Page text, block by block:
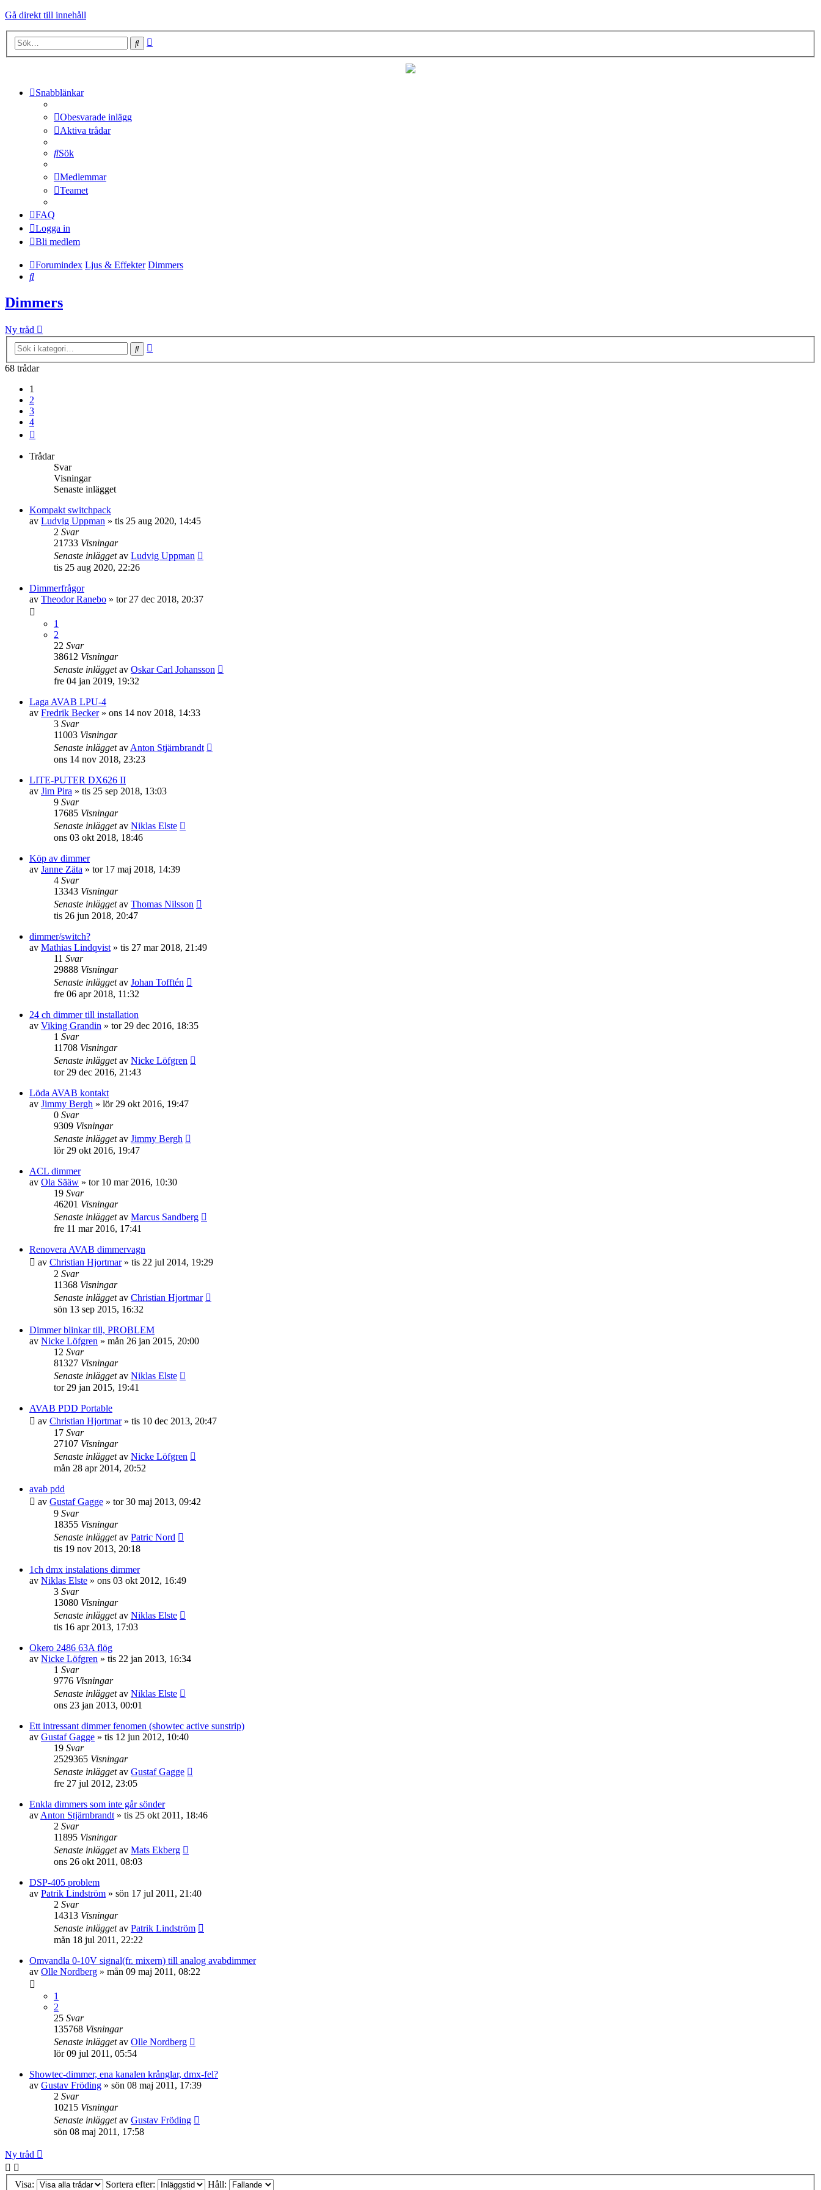
Gå direkt till innehåll
Sök
Snabblänkar
Obesvarade inlägg
Aktiva trådar
Sök
Medlemmar
Teamet
FAQ
Logga in
Bli medlem
Forumindex Ljus & Effekter Dimmers
Sök
Dimmers
Ny tråd
Sök
68 trådar
1
2
3
4
Trådar
Svar
Visningar
Senaste inlägget
Kompakt switchpack
av Ludvig Uppman » tis 25 aug 2020, 14:45
2 Svar
21733 Visningar
Senaste inläggetav Ludvig Uppman
tis 25 aug 2020, 22:26
Dimmerfrågor
av Theodor Ranebo » tor 27 dec 2018, 20:37
1
2
22 Svar
38612 Visningar
Senaste inläggetav Oskar Carl Johansson
fre 04 jan 2019, 19:32
Laga AVAB LPU-4
av Fredrik Becker» ons 14 nov 2018, 14:33
3 Svar
11003 Visningar
Senaste inläggetav Anton Stjärnbrandt
ons 14 nov 2018, 23:23
LITE-PUTER DX626 II
av Jim Pira » tis 25 sep 2018, 13:03
9 Svar
17685 Visningar
Senaste inläggetav Niklas Elste
ons 03 okt 2018, 18:46
Köp av dimmer
av Janne Zäta » tor 17 maj 2018, 14:39
4 Svar
13343 Visningar
Senaste inläggetav Thomas Nilsson
tis 26 jun 2018, 20:47
dimmer/switch?
av Mathias Lindqvist » tis 27 mar 2018, 21:49
11 Svar
29888 Visningar
Senaste inläggetav Johan Tofftén
fre 06 apr 2018, 11:32
24 ch dimmer till installation
av Viking Grandin » tor 29 dec 2016, 18:35
1 Svar
11708 Visningar
Senaste inläggetav Nicke Löfgren
tor 29 dec 2016, 21:43
Löda AVAB kontakt
av Jimmy Bergh » lör 29 okt 2016, 19:47
0 Svar
9309 Visningar
Senaste inläggetav Jimmy Bergh
lör 29 okt 2016, 19:47
ACL dimmer
av Ola Sääw » tor 10 mar 2016, 10:30
19 Svar
46201 Visningar
Senaste inläggetav Marcus Sandberg
fre 11 mar 2016, 17:41
Renovera AVAB dimmervagn
av Christian Hjortmar» tis 22 jul 2014, 19:29
2 Svar
11368 Visningar
Senaste inläggetav Christian Hjortmar
sön 13 sep 2015, 16:32
Dimmer blinkar till, PROBLEM
av Nicke Löfgren » mån 26 jan 2015, 20:00
12 Svar
81327 Visningar
Senaste inläggetav Niklas Elste
tor 29 jan 2015, 19:41
AVAB PDD Portable
av Christian Hjortmar» tis 10 dec 2013, 20:47
17 Svar
27107 Visningar
Senaste inläggetav Nicke Löfgren
mån 28 apr 2014, 20:52
avab pdd
av Gustaf Gagge » tor 30 maj 2013, 09:42
9 Svar
18355 Visningar
Senaste inläggetav Patric Nord
tis 19 nov 2013, 20:18
1ch dmx instalations dimmer
av Niklas Elste » ons 03 okt 2012, 16:49
3 Svar
13080 Visningar
Senaste inläggetav Niklas Elste
tis 16 apr 2013, 17:03
Okero 2486 63A flög
av Nicke Löfgren » tis 22 jan 2013, 16:34
1 Svar
9776 Visningar
Senaste inläggetav Niklas Elste
ons 23 jan 2013, 00:01
Ett intressant dimmer fenomen (showtec active sunstrip)
av Gustaf Gagge » tis 12 jun 2012, 10:40
19 Svar
2529365 Visningar
Senaste inläggetav Gustaf Gagge
fre 27 jul 2012, 23:05
Enkla dimmers som inte går sönder
av Anton Stjärnbrandt » tis 25 okt 2011, 18:46
2 Svar
11895 Visningar
Senaste inläggetav Mats Ekberg
ons 26 okt 2011, 08:03
DSP-405 problem
av Patrik Lindström » sön 17 jul 2011, 21:40
2 Svar
14313 Visningar
Senaste inläggetav Patrik Lindström
mån 18 jul 2011, 22:22
Omvandla 0-10V signal(fr. mixern) till analog avabdimmer
av Olle Nordberg » mån 09 maj 2011, 08:22
1
2
25 Svar
135768 Visningar
Senaste inläggetav Olle Nordberg
lör 09 jul 2011, 05:54
Showtec-dimmer, ena kanalen krånglar, dmx-fel?
av Gustav Fröding » sön 08 maj 2011, 17:39
2 Svar
10215 Visningar
Senaste inläggetav Gustav Fröding
sön 08 maj 2011, 17:58
Ny tråd
Visa: Sortera efter: Håll: